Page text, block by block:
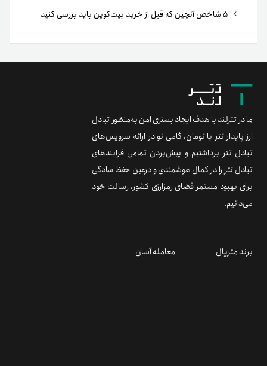
ما در تترلند با هدف ایجاد بستری امن به‌منظور تبادل
ارز پایدار تتر با تومان، گامی نو در ارائه سرویس‌های
تبادل تتر برداشتیم و پیش‌بردن تمامی فرایندهای
تبادل تتر را در کمال هوشمندی و درعین حفظ سادگی
برای بهبود مستمر فضای رمزارزی کشور، رسالت خود
می‌دانیم.
برند متریال معامله آسان